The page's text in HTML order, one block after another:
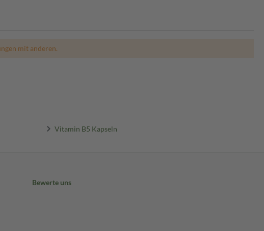
mit anderen.
Vitamin B5 Kapseln
Bewerte uns